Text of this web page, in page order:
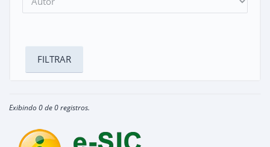
Exibindo 0 de 0 registros.